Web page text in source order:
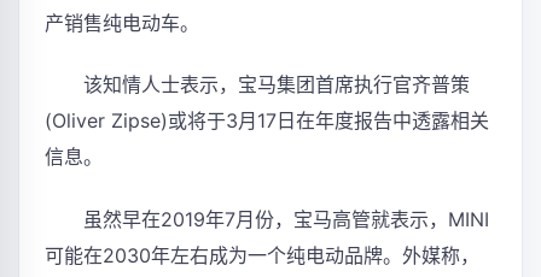
产销售纯电动车。
该知情人士表示，宝马集团首席执行官齐普策
(Oliver Zipse)或将于3月17日在年度报告中透露相关
信息。
虽然早在2019年7月份，宝马高管就表示，MINI
可能在2030年左右成为一个纯电动品牌。外媒称，